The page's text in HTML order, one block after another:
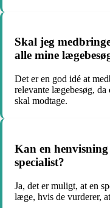
Skal jeg
alle mine
Det er en god idé at
relevante lægebesøg,
skal modtage.
Kan en
specialist?
Ja, det er muligt, at en
læge, hvis de vurderer,